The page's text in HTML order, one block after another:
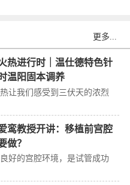
更多...
热进行时｜温仕德特色针
温阳固本调养
让我们感受到三伏天的浓烈
鸾教授开讲：移植前宫腔
做？
好的宫腔环境，是试管成功